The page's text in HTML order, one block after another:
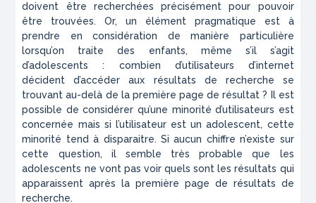
doivent être recherchées précisément pour pouvoir
être trouvées. Or, un élément pragmatique est à
prendre en considération de manière particulière
lorsqu’on traite des enfants, même s’il s’agit
d’adolescents : combien d’utilisateurs d’internet
décident d’accéder aux résultats de recherche se
trouvant au-delà de la première page de résultat ? Il est
possible de considérer qu’une minorité d’utilisateurs est
concernée mais si l’utilisateur est un adolescent, cette
minorité tend à disparaitre. Si aucun chiffre n’existe sur
cette question, il semble très probable que les
adolescents ne vont pas voir quels sont les résultats qui
apparaissent après la première page de résultats de
recherche.